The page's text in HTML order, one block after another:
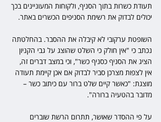
תעודת כשרות בתוך הסניף, ולקוחות המעוניינים בכך
יכולים לבדוק את רשימת הסניפים הכשרים באתר.
השופטת ערקובי לא קיבלה את ההסבר. בהחלטתה
נכתב כי "אין חולק כי השלט שהוצג על גבי הקניון
הציג את הסניף כסניף כשר", וכי במצב דברים זה,
אין לצפות מצרכן סביר לבדוק אם אכן קיימת תעודה
מוצגת: "כאשר קיים שלט ברור עם כיתוב כשר –
מדובר בהטעיה ברורה".
על פי ההסדר שאושר, תתרום הרשת שוברים